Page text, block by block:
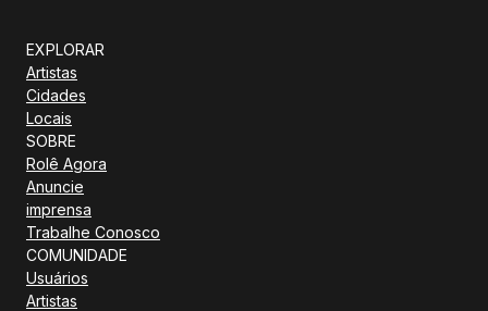
EXPLORAR
Artistas
Cidades
Locais
SOBRE
Rolê Agora
Anuncie
imprensa
Trabalhe Conosco
COMUNIDADE
Usuários
Artistas